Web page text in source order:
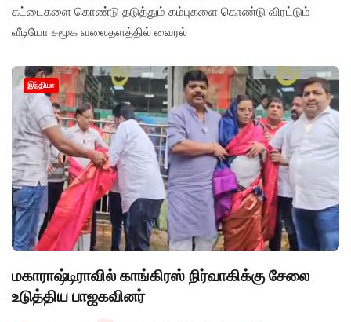
கட்டைகளை கொண்டு தடுத்தும் கம்புகளை கொண்டு விரட்டும்
வீடியோ சமூக வலைதளத்தில் வைரல்
இந்தியா
மகாராஷ்டிராவில் காங்கிரஸ் நிர்வாகிக்கு சேலை
உடுத்திய பாஜகவினர்